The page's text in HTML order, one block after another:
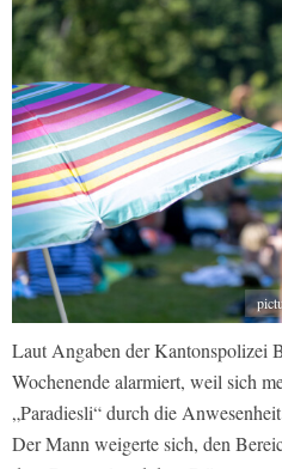
Laut Angaben der Kantonspolizei
Wochenende alarmiert, weil sich
„Paradiesli“ durch die
Der Mann weigerte sich, den